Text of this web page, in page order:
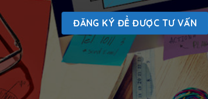
ĐĂNG KÝ ĐỂ ĐƯỢC TƯ VẤN